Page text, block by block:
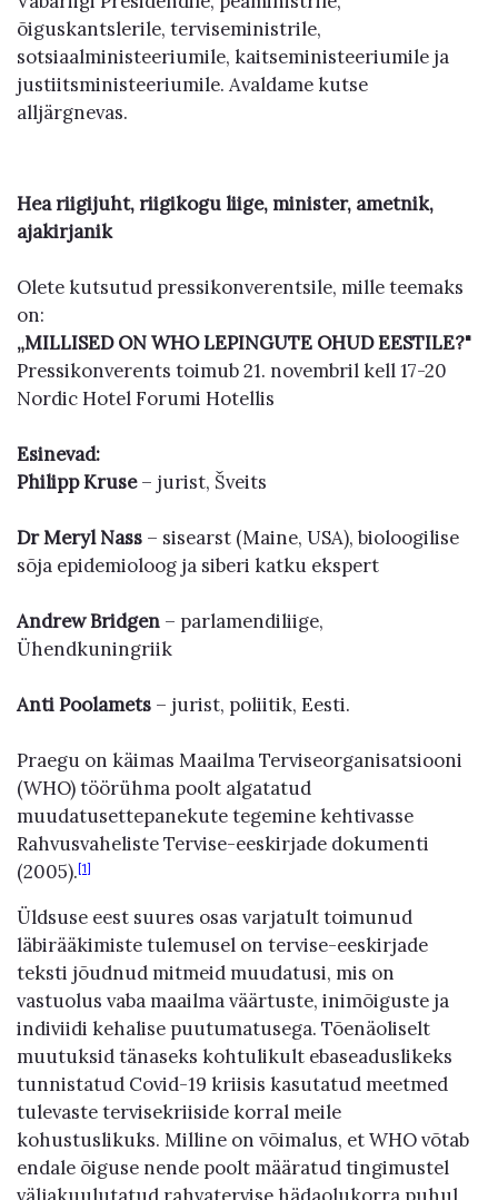
õiguskantslerile, terviseministrile,
sotsiaalministeeriumile, kaitseministeeriumile ja
justiitsministeeriumile. Avaldame kutse
alljärgnevas.
Hea riigijuht, riigikogu liige, minister, ametnik,
ajakirjanik
Olete kutsutud pressikonverentsile, mille teemaks
on:
„MILLISED ON WHO LEPINGUTE OHUD EESTILE?"
Pressikonverents toimub 21. novembril kell 17-20
Nordic Hotel Forumi Hotellis
Esinevad:
Philipp Kruse– jurist, Šveits
Dr Meryl Nass – sisearst (Maine, USA), bioloogilise
sõja epidemioloog ja siberi katku ekspert
Andrew Bridgen – parlamendiliige,
Ühendkuningriik
Anti Poolamets – jurist, poliitik, Eesti.
Praegu on käimas Maailma Terviseorganisatsiooni
(WHO) töörühma poolt algatatud
muudatusettepanekute tegemine kehtivasse
Rahvusvaheliste Tervise-eeskirjade dokumenti
(2005).[1]
Üldsuse eest suures osas varjatult toimunud
läbirääkimiste tulemusel on tervise-eeskirjade
teksti jõudnud mitmeid muudatusi, mis on
vastuolus vaba maailma väärtuste, inimõiguste ja
indiviidi kehalise puutumatusega. Tõenäoliselt
muutuksid tänaseks kohtulikult ebaseaduslikeks
tunnistatud Covid-19 kriisis kasutatud meetmed
tulevaste tervisekriiside korral meile
kohustuslikuks. Milline on võimalus, et WHO võtab
endale õiguse nende poolt määratud tingimustel